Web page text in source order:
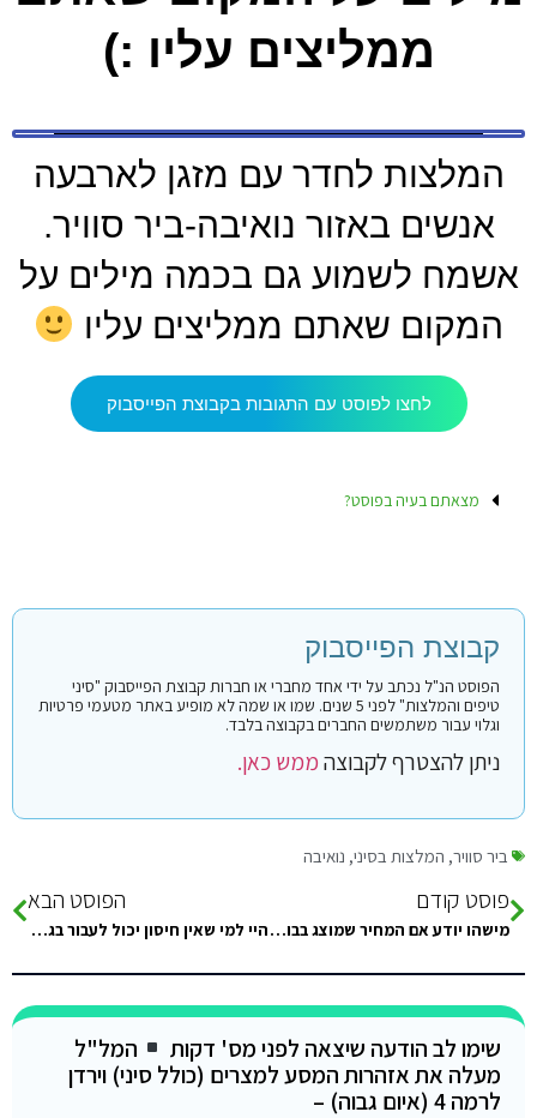
ממליצים עליו :)
המלצות לחדר עם מזגן לארבעה
אנשים באזור נואיבה-ביר סוויר.
אשמח לשמוע גם בכמה מילים על
המקום שאתם ממליצים עליו
לחצו לפוסט עם התגובות בקבוצת הפייסבוק
מצאתם בעיה בפוסט?
קבוצת הפייסבוק
הפוסט הנ"ל נכתב על ידי אחד מחברי או חברות קבוצת הפייסבוק "סיני
טיפים והמלצות" לפני 5 שנים. שמו או שמה לא מופיע באתר מטעמי פרטיות
וגלוי עבור משתמשים החברים בקבוצה בלבד.
ניתן להצטרף לקבוצהממש כאן.
ביר סוויר, המלצות בסיני, נואיבה
פוסט קודם
מישהו יודע אם המחיר שמוצג בבוקינג זה המחיר או שיש תוספת מס? ואם מישהו מכיר עוד מקום לחפש בו מלונות בסיני…
הפוסט הבא
היי למי שאין חיסון יכול לעבור בגבול? תוגה מראש
שימו לב הודעה שיצאה לפני מס' דקות
המל"ל
מעלה את אזהרות המסע למצרים (כולל סיני) וירדן
לרמה 4 (איום גבוה) –